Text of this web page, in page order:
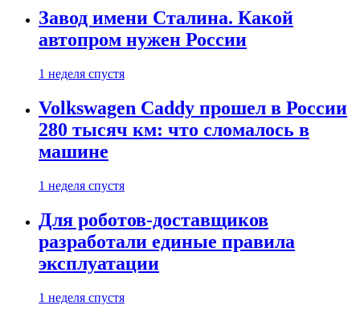
Завод имени Сталина. Какой
автопром нужен России
1 неделя спустя
Volkswagen Caddy прошел в России
280 тысяч км: что сломалось в
машине
1 неделя спустя
Для роботов-доставщиков
разработали единые правила
эксплуатации
1 неделя спустя